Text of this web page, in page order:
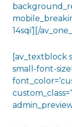
14sqi‘][/
[av_textblock
small-font-